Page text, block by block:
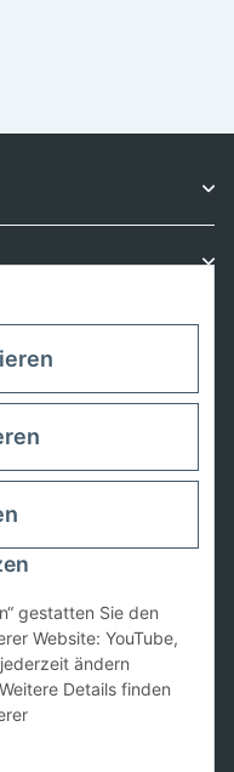
gestatten Sie den
Website: YouTube,
ändern
Details finden